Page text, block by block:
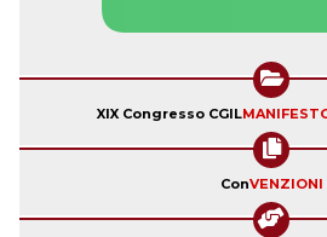
XIX Congresso CGIL
ConVENZIONI